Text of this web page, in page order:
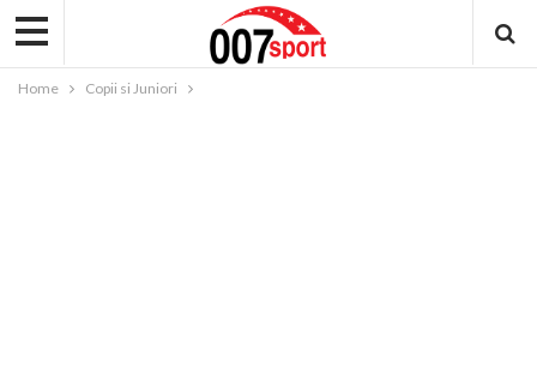
Home Copii si Juniori